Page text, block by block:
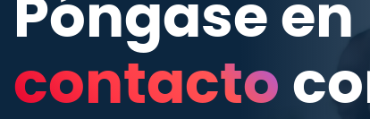
Póngase en
contacto